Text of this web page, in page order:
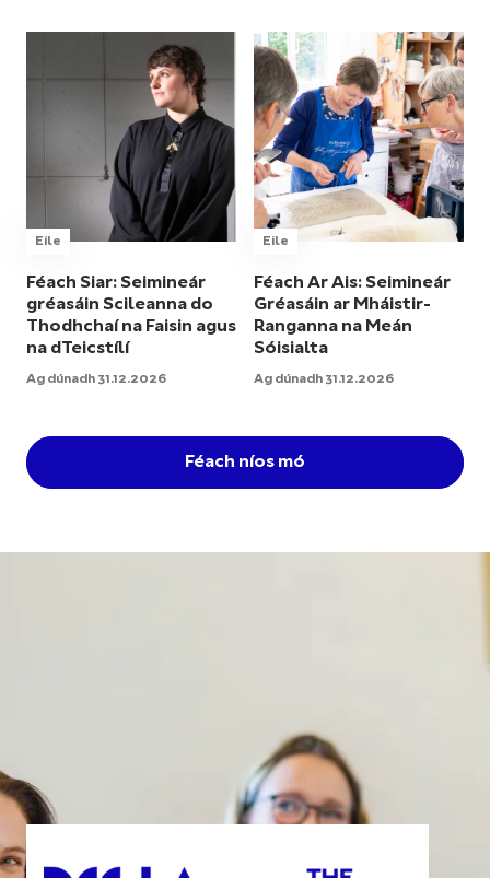
Eile
Féach Siar: Seimineár
gréasáin Scileanna do
Thodhchaí na Faisin agus
na dTeicstílí
Ag dúnadh 31.12.2026
Eile
Féach Ar Ais: Seimineár
Gréasáin ar Mháistir-
Ranganna na Meán
Sóisialta
Ag dúnadh 31.12.2026
Féach níos mó